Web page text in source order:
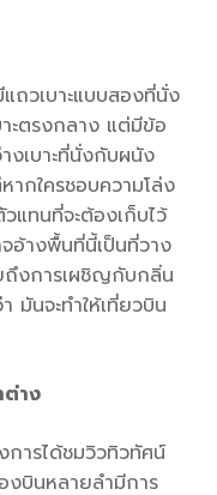
ถวเบาะแบบสองที่นั่ง
ะตรงกลาง แต่มีข้อ
งเบาะที่นั่งกับผนัง
ากใครชอบความโล่ง
แทนที่จะต้องเก็บไว้
อ้างพื้นที่นี้เป็นที่วาง
ถึงการเผชิญกับกลิ่น
มันจะทำให้เที่ยวบิน
าง
การได้ชมวิวทิวทัศน์
งบินหลายลำมีการ